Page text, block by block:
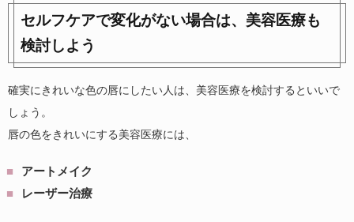
セルフケアで変化がない場合は、美容医療も
検討しよう
確実にきれいな色の唇にしたい人は、美容医療を検討するといいで
しょう。
唇の色をきれいにする美容医療には、
アートメイク
レーザー治療